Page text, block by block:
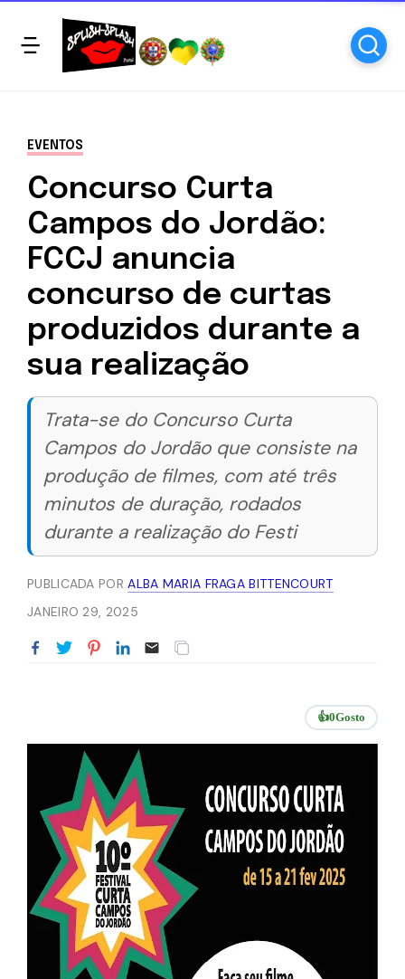
EVENTOS
Concurso Curta
Campos do Jordão:
FCCJ anuncia
concurso de curtas
produzidos durante a
sua realização
Trata-se do Concurso Curta
Campos do Jordão que consiste na
produção de filmes, com até três
minutos de duração, rodados
durante a realização do Festi
PUBLICADA PORALBA MARIA FRAGA BITTENCOURT
JANEIRO 29, 2025
👍0Gosto